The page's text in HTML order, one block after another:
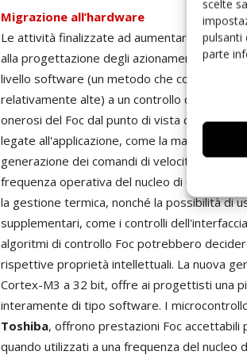
scelte
pulsanti
parte
Migrazione all’hardware
Le attività finalizzate ad aumentare
alla progettazione degli azionamenti,
livello software (un metodo che consuma
relativamente alte) a un controllo di tipo
onerosi del Foc dal punto di vista
legate all'applicazione, come la
generazione dei comandi di velocità. Tutto
frequenza operativa del nucleo di
la gestione termica, nonché la possibilità di
supplementari, come i controlli
algoritmi di controllo Foc potrebbero
rispettive proprietà intellettuali. La nuova
Cortex-M3 a 32 bit, offre ai progettisti una
interamente di tipo software. I
Toshiba, offrono prestazioni Foc
quando utilizzati a una frequenza del nucleo